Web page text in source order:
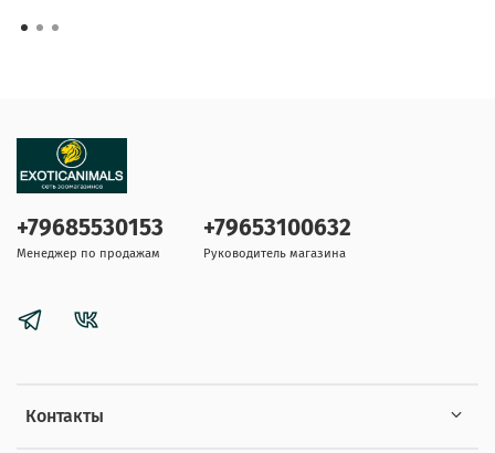
Контакты
+79685530153
Менеджер по продажам
+79653100632
Руководитель магазина